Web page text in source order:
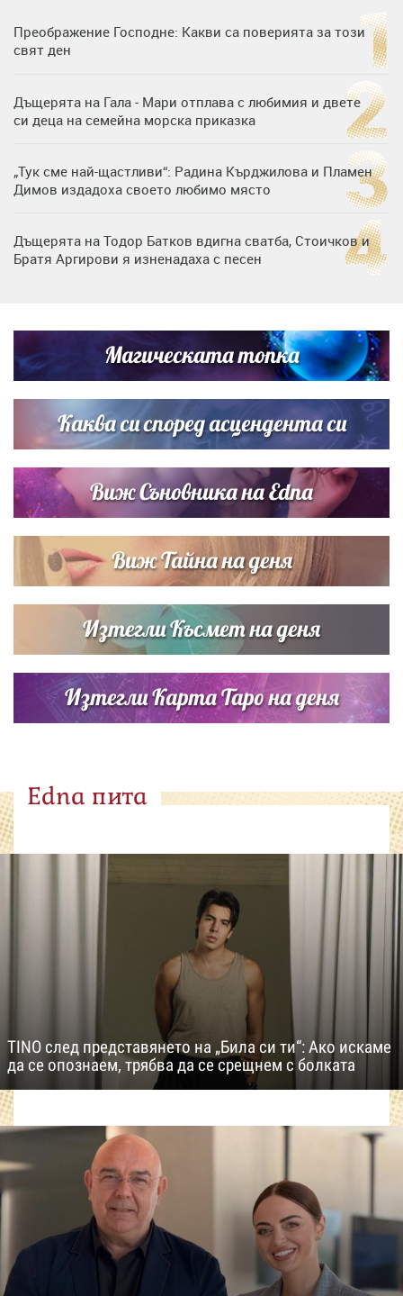
Преображение Господне: Какви са поверията за този
свят ден
Дъщерята на Гала - Мари отплава с любимия и двете
си деца на семейна морска приказка
„Тук сме най-щастливи“: Радина Кърджилова и Пламен
Димов издадоха своето любимо място
Дъщерята на Тодор Батков вдигна сватба, Стоичков и
Братя Аргирови я изненадаха с песен
Списъкът е ясен: Джей Ло и Риана във ВИП гостите на
сватбата на Роналдо
Магическата топка
Каква си според асцендента си
Виж Съновника на Edna
Виж Тайна на деня
Изтегли Късмет на деня
Изтегли Карта Таро на деня
Edna пита
TINO след представянето на „Била си ти“: Ако искаме
да се опознаем, трябва да се срещнем с болката